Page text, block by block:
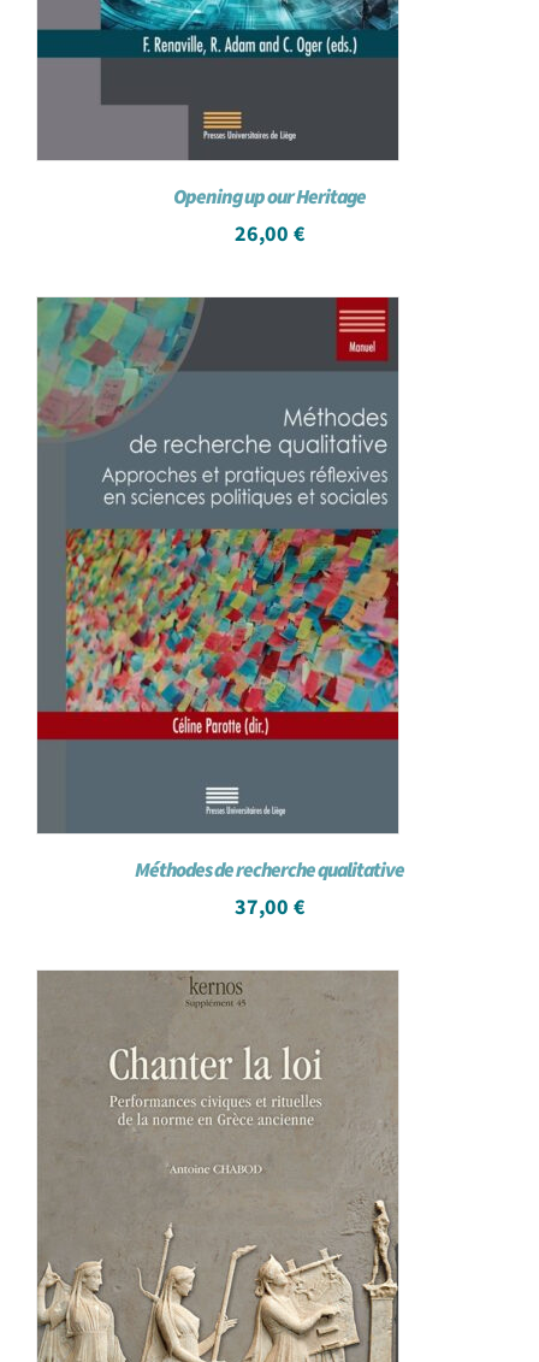
Opening up our Heritage
26,00 €
Méthodes de recherche qualitative
37,00 €